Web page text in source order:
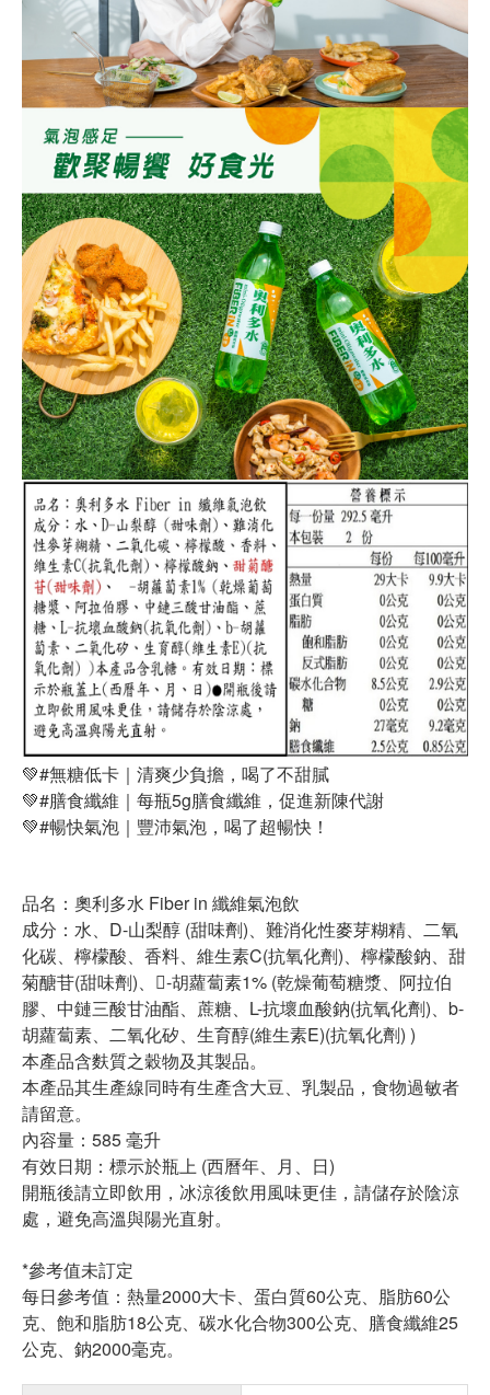
💚#無糖低卡｜清爽少負擔，喝了不甜膩
💚#膳食纖維｜每瓶5g膳食纖維，促進新陳代謝
💚#暢快氣泡｜豐沛氣泡，喝了超暢快！
品名：奧利多水 Fiber in 纖維氣泡飲
成分：水、D-山梨醇 (甜味劑)、難消化性麥芽糊精、二氧
化碳、檸檬酸、香料、維生素C(抗氧化劑)、檸檬酸鈉、甜
菊醣苷(甜味劑)、-胡蘿蔔素1% (乾燥葡萄糖漿、阿拉伯
膠、中鏈三酸甘油酯、蔗糖、L-抗壞血酸鈉(抗氧化劑)、b-
胡蘿蔔素、二氧化矽、生育醇(維生素E)(抗氧化劑) )
本產品含麩質之穀物及其製品。
本產品其生產線同時有生產含大豆、乳製品，食物過敏者
請留意。
內容量：585 毫升
有效日期：標示於瓶上 (西曆年、月、日)
開瓶後請立即飲用，冰涼後飲用風味更佳，請儲存於陰涼
處，避免高溫與陽光直射。
*參考值未訂定
每日參考值：熱量2000大卡、蛋白質60公克、脂肪60公
克、飽和脂肪18公克、碳水化合物300公克、膳食纖維25
公克、鈉2000毫克。